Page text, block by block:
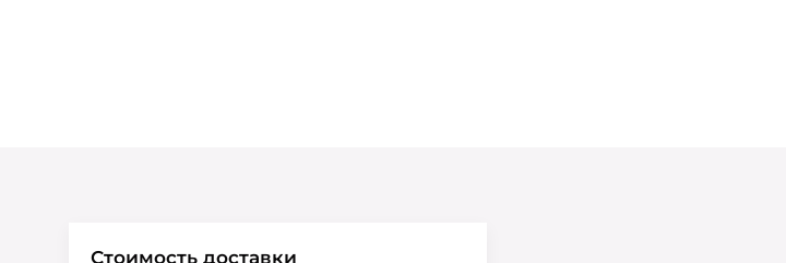
Стоимость доставки